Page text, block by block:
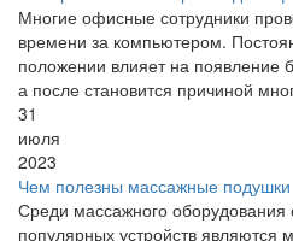
Многие офисные сотрудники
времени за компьютером.
положении влияет на появление
а после становится причиной
31
июля
2023
Чем полезны массажные подушки
Среди массажного
популярных устройств